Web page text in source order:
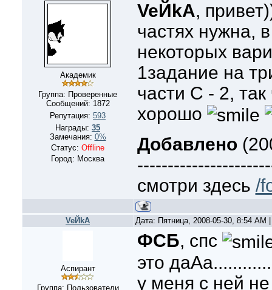
Академик
Группа: Проверенные
Сообщений: 1872
Репутация: 593
Награды: 35
Замечания: 0%
Статус: Offline
Город: Москва
VeЙkA,
частях нужна,
некоторых
1задание на
части С - 2,
хорошо
Добавлено
смотри здесь /
VeЙkA Дата: Пятница, 2008-05-30, 8:54
Аспирант
Группа: Пользователи
ФСБ, спс
это
у меня с ней не